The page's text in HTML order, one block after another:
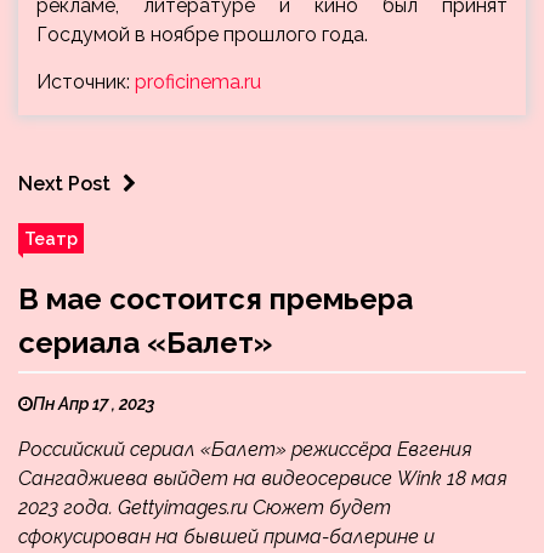
рекламе, литературе и кино был принят
Госдумой в ноябре прошлого года.
Источник: proficinema.ru
Next Post
Театр
В мае состоится премьера
сериала «Балет»
Пн Апр 17 , 2023
Российский сериал «Балет» режиссёра Евгения
Сангаджиева выйдет на видеосервисе Wink 18 мая
2023 года. Gettyimages.ru Сюжет будет
сфокусирован на бывшей прима-балерине и